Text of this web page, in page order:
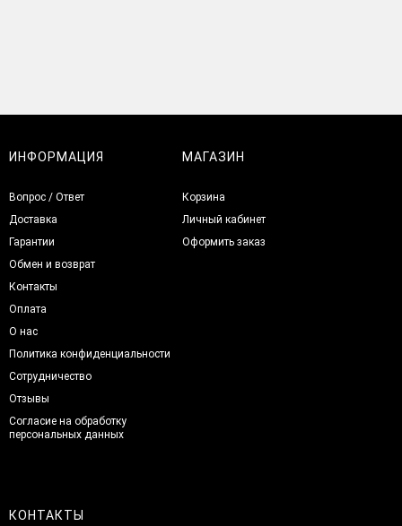
ИНФОРМАЦИЯ
Вопрос / Ответ
Доставка
Гарантии
Обмен и возврат
Контакты
Оплата
О нас
Политика конфиденциальности
Сотрудничество
Отзывы
Согласие на обработку
персональных данных
МАГАЗИН
Корзина
Личный кабинет
Оформить заказ
КОНТАКТЫ